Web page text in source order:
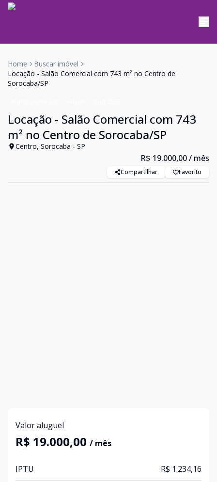
Home
Buscar imóvel
Locação - Salão Comercial com 743 m² no Centro de
Sorocaba/SP
Locação - Salão Comercial com 743
m² no Centro de Sorocaba/SP
Centro, Sorocaba - SP
R$ 19.000,00/ mês
Compartilhar Favorito
Valor aluguel
R$ 19.000,00 / mês
IPTU R$ 1.234,16